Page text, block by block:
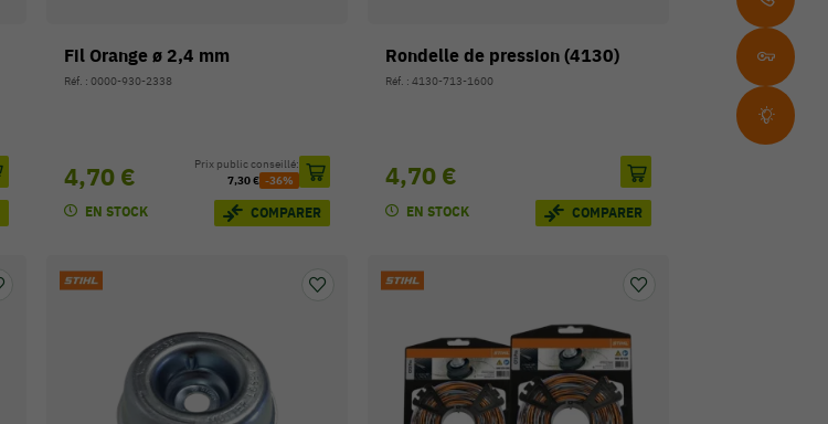
Fil Orange ø 2,4 mm
Réf. : 0000-930-2338
4,70 €
Prix public conseillé:
7,30 € -36%
EN STOCK COMPARER
Rondelle de pression (4130)
Réf. : 4130-713-1600
4,70 €
EN STOCK COMPARER